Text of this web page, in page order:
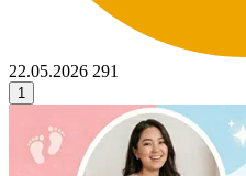
22.05.2026 291
1